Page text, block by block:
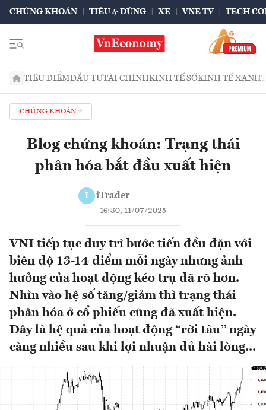
CHỨNG KHOÁN TIÊU & DÙNG XE VNE TV TECH
TIÊU ĐIỂMĐẦU TƯTÀI CHÍNHKINH TẾ SỐKINH TẾ XANH
CHỨNG KHOÁN
Blog chứng khoán: Trạng thái
phân hóa bắt đầu xuất hiện
I iTrader
16:30, 11/07/2025
VNI tiếp tục duy trì bước tiến đều đặn với
biên độ 13-14 điểm mỗi ngày nhưng ảnh
hưởng của hoạt động kéo trụ đã rõ hơn.
Nhìn vào hệ số tăng/giảm thì trạng thái
phân hóa ở cổ phiếu cũng đã xuất hiện.
Đây là hệ quả của hoạt động “rời tàu” ngày
càng nhiều sau khi lợi nhuận đủ hài lòng...